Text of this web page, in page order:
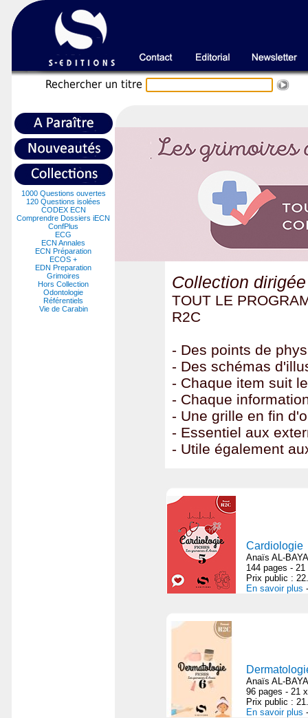
Rechercher un titre
1000 Questions ouvertes
120 Questions isolées
CODEX ECN
Comprendre Dossiers iECN
ConfPlus
ECG
ECN Annales
ECN Préparation
ECOS +
EDN Preparation
Grimoires
Hors Collection
Odontologie
Référentiels
Vie de Carabin
Collection
TOUT LE
R2C
- Des points de
- Des schémas
- Chaque item suit
- Chaque
- Une grille en fin
- Essentiel aux
- Utile également
Cardiologie
Anaïs AL-
144 pages -
Prix public :
En savoir plus
Anaïs AL-
96 pages - 21
Prix public :
En savoir plus